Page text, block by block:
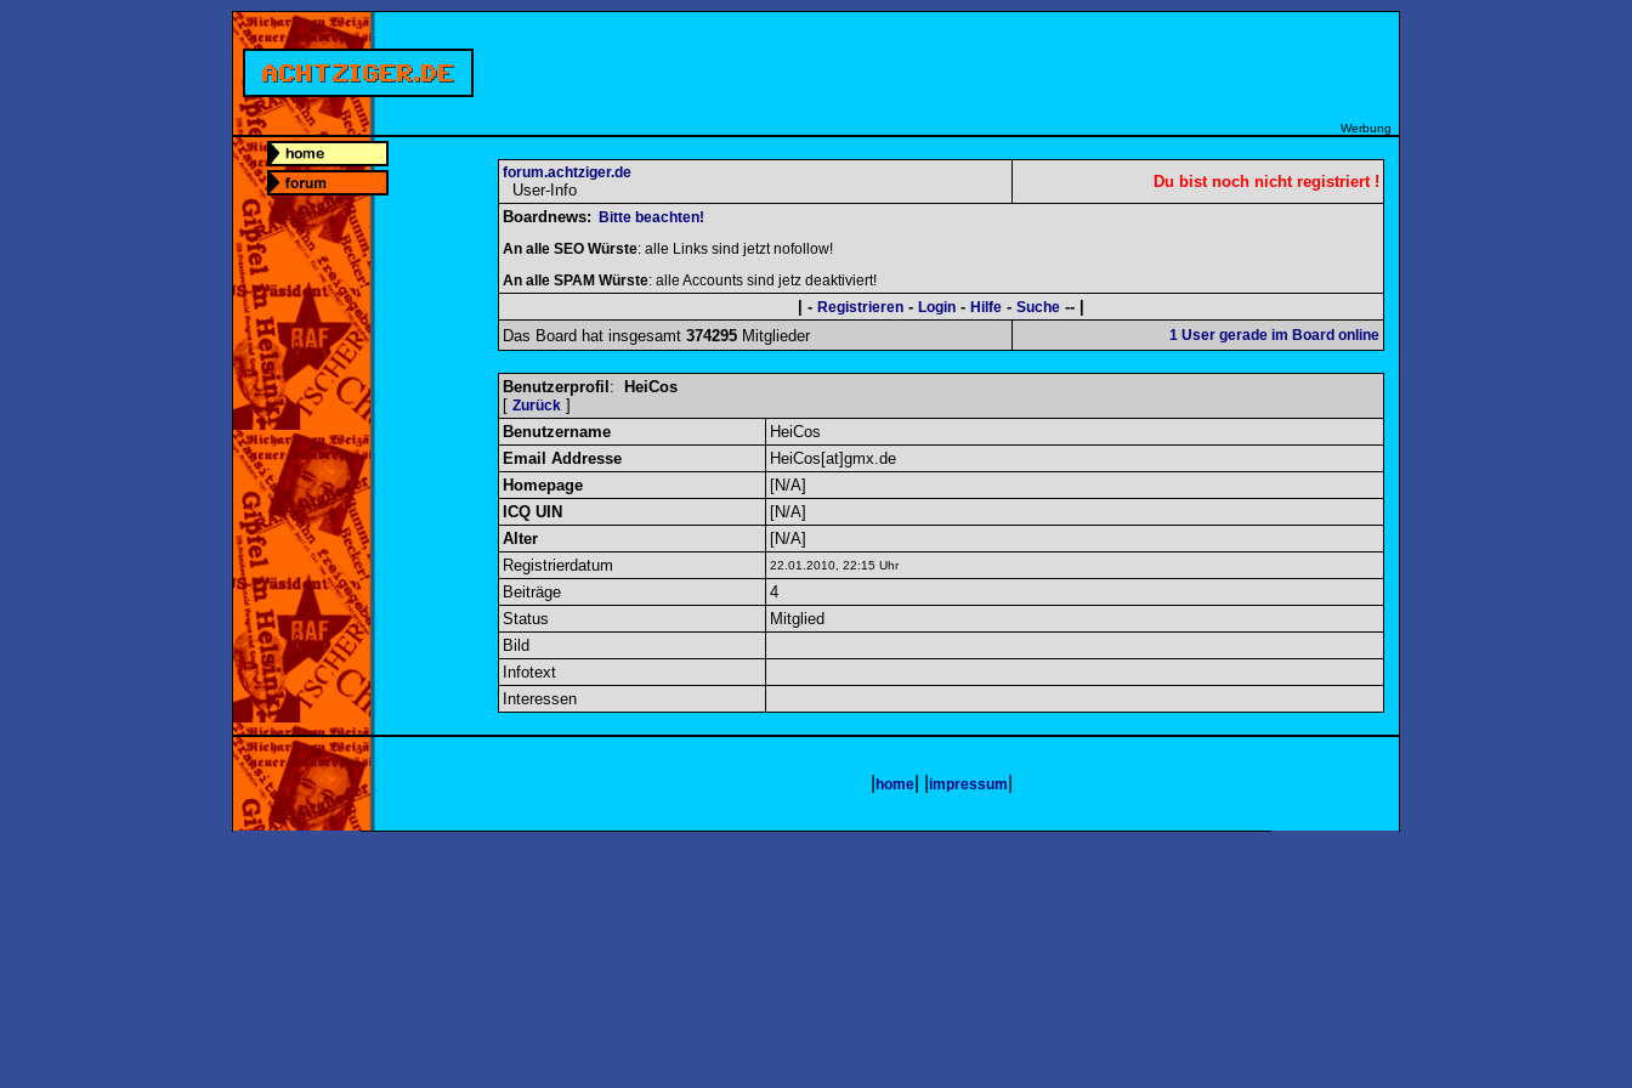
Werbung
forum.achtziger.de
User-Info
Du bist noch nicht registriert !
Boardnews:
Bitte beachten!
An alle SEO Würste: alle Links sind jetzt nofollow!
An alle SPAM Würste: alle Accounts sind jetz deaktiviert!
| - Registrieren - Login - Hilfe - Suche -- |
Das Board hat insgesamt 374295 Mitglieder 1 User gerade im Board online
Benutzerprofil :
HeiCos
[ Zurück ]
Benutzername
HeiCos
Email Addresse
HeiCos[at]gmx.de
Homepage
[N/A]
ICQ UIN
[N/A]
Alter
[N/A]
Registrierdatum
22.01.2010, 22:15 Uhr
Beiträge
4
Status
Mitglied
Bild
Infotext
Interessen
home| | impressum